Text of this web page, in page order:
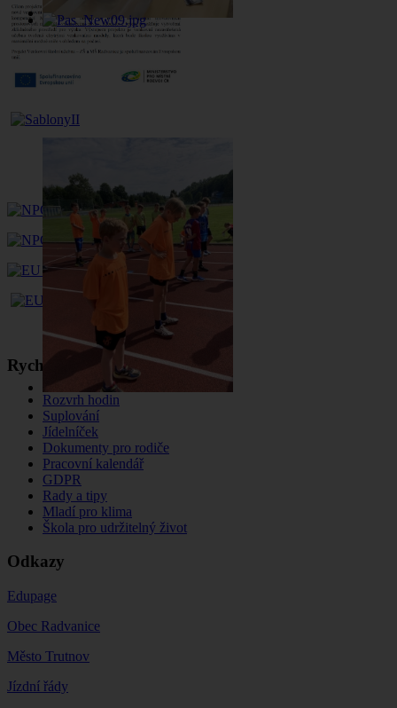
Rychlé menu
Rozvrh hodin
Suplování
Jídelníček
Dokumenty pro rodiče
Pracovní kalendář
GDPR
Rady a tipy
Mladí pro klima
Škola pro udržitelný život
Odkazy
Edupage
Obec Radvanice
Město Trutnov
Jízdní řády